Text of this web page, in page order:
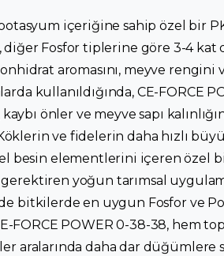
içeriğine sahip özel bir
Fosfor tiplerine göre 3-4
aromasını, meyve rengini
kullanıldığında, CE-FORCE
önler ve meyve sapı
ve fidelerin daha hızlı
besin elementlerini içeren özel
yoğun tarımsal
en uygun Fosfor ve
FORCE POWER 0-38-38, hem
aralarında daha dar